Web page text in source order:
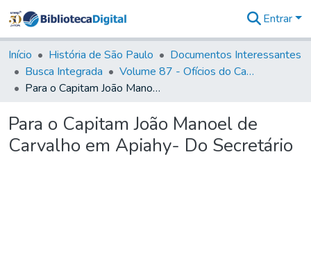
&
Coleções
Tudo na
Biblioteca
Estatísticas
Entrar
Início História de São Paulo
Documentos Interessantes
Busca Integrada
Volume 87 - Ofícios do Capitão General Antonio Manoel de Melo Castro e Mendonça (1797- 1801)
Para o Capitam João Manoel de Carvalho em Apiahy- Do Secretário
Para o Capitam João Manoel de
Carvalho em Apiahy- Do Secretário